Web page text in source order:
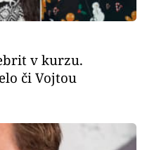
v kurzu.
či Vojtou